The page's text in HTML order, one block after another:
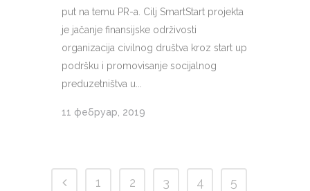
put na temu PR-a. Cilj SmartStart projekta
je jačanje finansijske održivosti
organizacija civilnog društva kroz start up
podršku i promovisanje socijalnog
preduzetništva u...
11 фебруар, 2019
1 2 3 4
5